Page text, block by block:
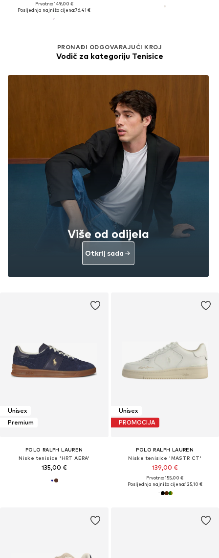
Prvotno: 149,00 €
Posljednja najniža cijena:76,41 €
Unisex
Premium
POLO RALPH LAUREN
Niske tenisice 'HRT AERA'
135,00 €
Unisex
PROMOCIJA
POLO RALPH LAUREN
Niske tenisice 'MASTR CT'
139,00 €
Prvotno: 155,00 €
Posljednja najniža cijena:125,10 €
PRONAĐI ODGOVARAJUĆI KROJ
Vodič za kategoriju Tenisice
Više od odijela
Otkrij sada